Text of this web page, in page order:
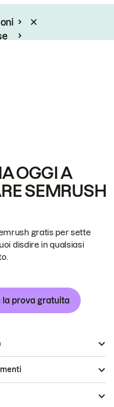
OGGI A
SEMRUSH
gratis per sette
disdire in qualsiasi
la prova gratuita